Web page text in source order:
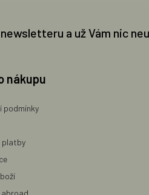
a už Vám nic
nákupu
podmínky
platby
abroad